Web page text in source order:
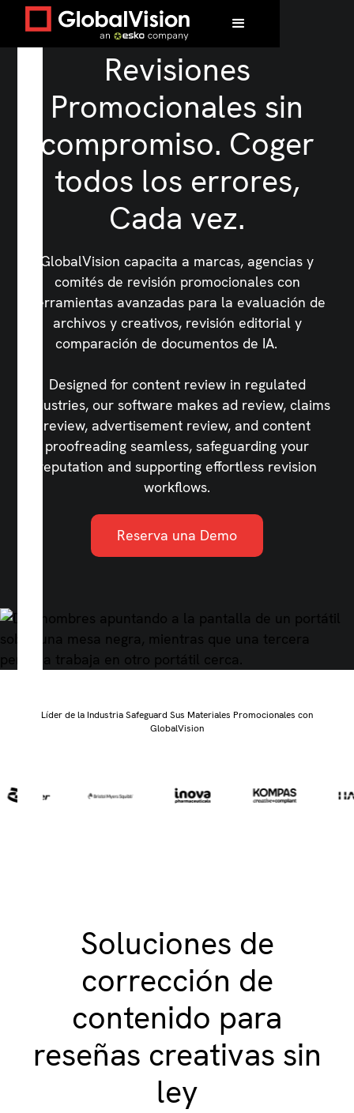
Revisiones
Promocionales sin
compromiso. Coger
todos los errores,
Cada vez.
GlobalVision capacita a marcas, agencias y
comités de revisión promocionales con
herramientas avanzadas para la evaluación de
archivos y creativos, revisión editorial y
comparación de documentos de IA.
Designed for content review in regulated
industries, our software makes ad review, claims
review, advertisement review, and content
proofreading seamless, safeguarding your
reputation and supporting effortless revision
workflows.
Reserva una Demo
Líder de la Industria Safeguard Sus Materiales Promocionales con
GlobalVision
Soluciones de
corrección de
contenido para
reseñas creativas sin
ley